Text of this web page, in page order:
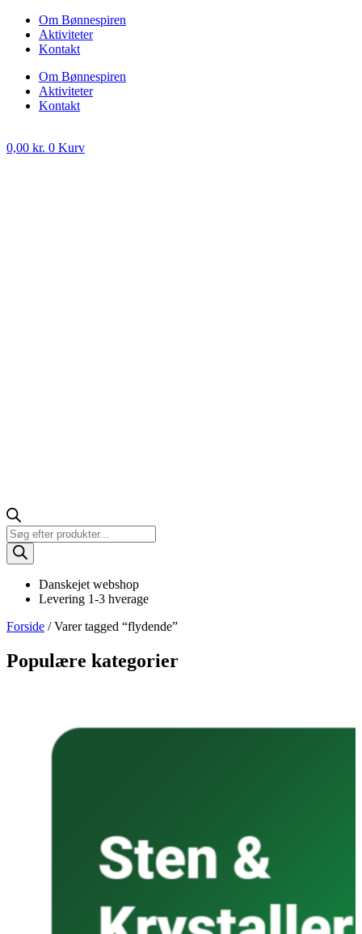
Om Bønnespiren
Aktiviteter
Kontakt
Om Bønnespiren
Aktiviteter
Kontakt
0,00 kr. 0 Kurv
Products
search
Danskejet webshop
Levering 1-3 hverage
Forside / Varer tagged “flydende”
Populære kategorier